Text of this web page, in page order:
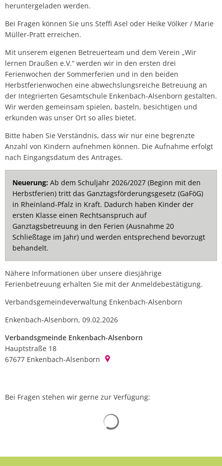
heruntergeladen werden.
Bei Fragen können Sie uns Steffi Asel oder Heike Völker / Marie
Müller-Pratt erreichen.
Mit unserem eigenen Betreuerteam und dem Verein „Wir
lernen Draußen e.V.“ werden wir in den ersten drei
Ferienwochen der Sommerferien und in den beiden
Herbstferienwochen eine abwechslungsreiche Betreuung an
der Integrierten Gesamtschule Enkenbach-Alsenborn gestalten.
Wir werden gemeinsam spielen, basteln, besichtigen und
erkunden was unser Ort so alles bietet.
Bitte haben Sie Verständnis, dass wir nur eine begrenzte
Anzahl von Kindern aufnehmen können. Die Aufnahme erfolgt
nach Eingangsdatum des Antrages.
Neuerung: Ab dem Schuljahr 2026/2027 (Beginn mit den
Herbstferien) tritt das Ganztagsförderungsgesetz (GaFöG)
in Rheinland-Pfalz in Kraft. Dadurch haben Kinder der
ersten Klasse einen Rechtsanspruch auf
Ganztagsbetreuung in den Ferien (Ausnahme 20
Schließtage im Jahr) und werden entsprechend bevorzugt
behandelt.
Nähere Informationen über unsere diesjährige
Ferienbetreuung erhalten Sie mit der Anmeldebestätigung.
Verbandsgemeindeverwaltung Enkenbach-Alsenborn
Enkenbach-Alsenborn, 09.02.2026
Verbandsgmeinde Enkenbach-Alsenborn
Hauptstraße 18
67677 Enkenbach-Alsenborn
Bei Fragen stehen wir gerne zur Verfügung: